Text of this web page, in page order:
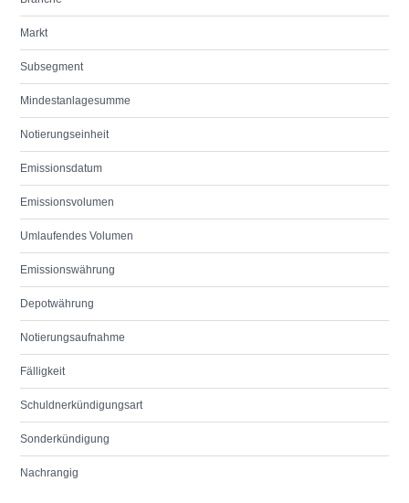
Markt
Subsegment
Mindestanlagesumme
Notierungseinheit
Emissionsdatum
Emissionsvolumen
Umlaufendes Volumen
Emissionswährung
Depotwährung
Notierungsaufnahme
Fälligkeit
Schuldnerkündigungsart
Sonderkündigung
Nachrangig